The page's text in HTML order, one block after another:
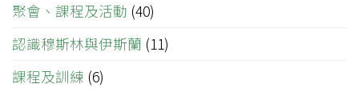
聚會、課程及活動 (40)
認識穆斯林與伊斯蘭 (11)
課程及訓練 (6)